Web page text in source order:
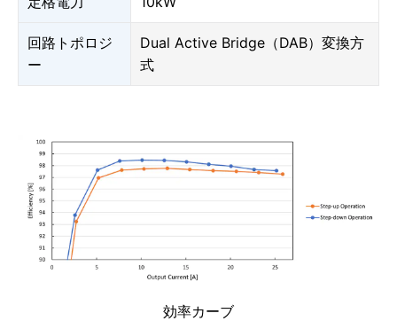
回路トポロジ
ー
Dual Active Bridge（DAB）変換方
式
効率カーブ